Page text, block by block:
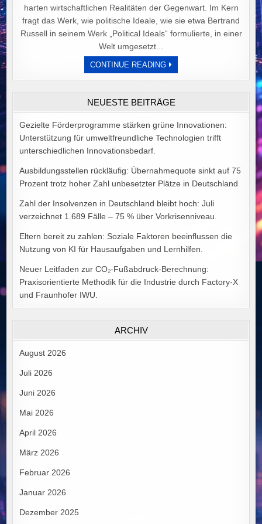
harten wirtschaftlichen Realitäten der Gegenwart. Im Kern
fragt das Werk, wie politische Ideale, wie sie etwa Bertrand
Russell in seinem Werk „Political Ideals“ formulierte, in einer
Welt umgesetzt...
CONTINUE READINGDER
PREIS
POLITISCHER
VON
ALEX
NEUESTE BEITRÄGE
Gezielte Förderprogramme stärken grüne Innovationen:
Unterstützung für umweltfreundliche Technologien trifft
unterschiedlichen Innovationsbedarf.
Ausbildungsstellen rückläufig: Übernahmequote sinkt auf 75
Prozent trotz hoher Zahl unbesetzter Plätze in Deutschland
Zahl der Insolvenzen in Deutschland bleibt hoch: Juli
verzeichnet 1.689 Fälle – 75 % über Vorkrisenniveau.
Eltern bereit zu zahlen: Soziale Faktoren beeinflussen die
Nutzung von KI für Hausaufgaben und Lernhilfen.
Neuer Leitfaden zur CO₂-Fußabdruck-Berechnung:
Praxisorientierte Methodik für die Industrie durch Factory-X
und Fraunhofer IWU.
ARCHIV
August 2026
Juli 2026
Juni 2026
Mai 2026
April 2026
März 2026
Februar 2026
Januar 2026
Dezember 2025